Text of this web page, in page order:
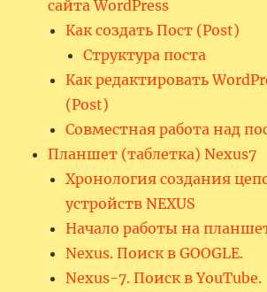
сайта WordPress
Как создать Пост (Post)
Структура поста
Как редактировать
(Post)
Совместная работа над
Планшет (таблетка) Nexus7
Хронология создания
устройств NEXUS
Начало работы на
Nexus. Поиск в GOOGLE.
Nexus-7. Поиск в YouTube.